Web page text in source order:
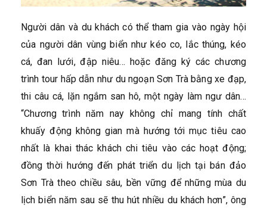
Người dân và du khách có thể tham gia vào ngày hội
của người dân vùng biển như kéo co, lắc thúng, kéo
cá, đan lưới, đập niêu… hoặc đăng ký các chương
trình tour hấp dẫn như du ngoạn Sơn Trà bằng xe đạp,
thi câu cá, lặn ngắm san hô, một ngày làm ngư dân…
“Chương trình năm nay không chỉ mang tính chất
khuấy động không gian mà hướng tới mục tiêu cao
nhất là khai thác khách chi tiêu vào các hoạt động;
đồng thời hướng đến phát triển du lịch tại bán đảo
Sơn Trà theo chiều sâu, bền vững để những mùa du
lịch biển năm sau sẽ thu hút nhiều du khách hơn”, ông